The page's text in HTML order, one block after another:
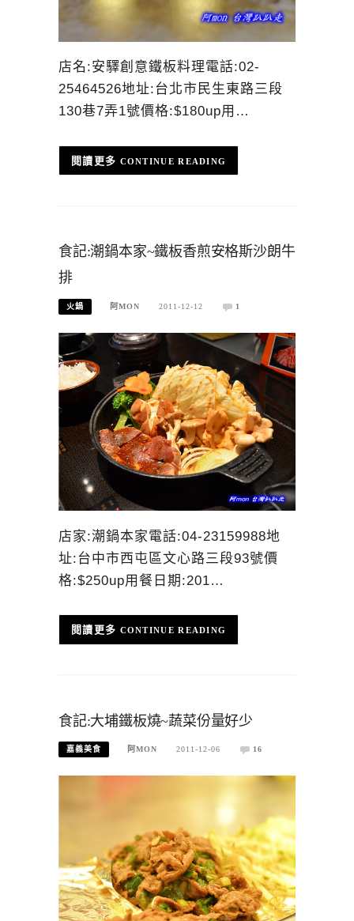
店名:安驛創意鐵板料理電話:02-
25464526地址:台北市民生東路三段
130巷7弄1號價格:$180up用…
CONTINUE READING
食記:潮鍋本家~鐵板香煎安格斯沙朗牛
排
火鍋 阿MON 2011-12-12 1
店家:潮鍋本家電話:04-23159988地
址:台中市西屯區文心路三段93號價
格:$250up用餐日期:201…
CONTINUE READING
食記:大埔鐵板燒~蔬菜份量好少
嘉義美食 阿MON 2011-12-06 16